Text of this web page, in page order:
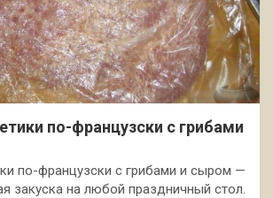
по-французски с грибами
по-французски с грибами и сыром —
закуска на любой праздничный стол.